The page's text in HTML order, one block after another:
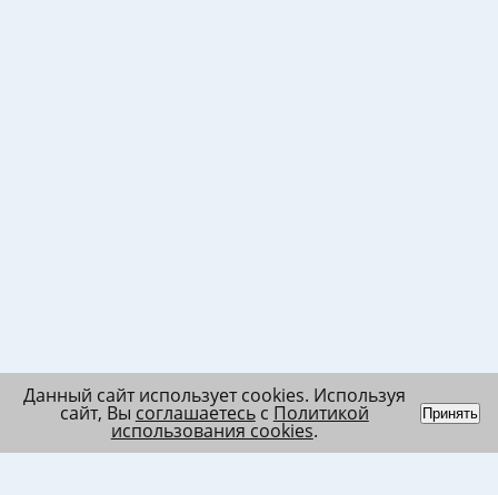
Данный сайт использует cookies. Используя
сайт, Вы соглашаетесьс Политикой
использования cookies.
Принять